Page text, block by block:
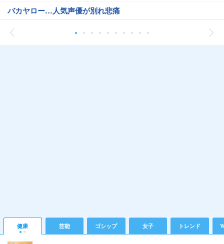
バカヤロー…人気声優が別れ悲痛
健康 芸能 ゴシップ 女子 トレンド